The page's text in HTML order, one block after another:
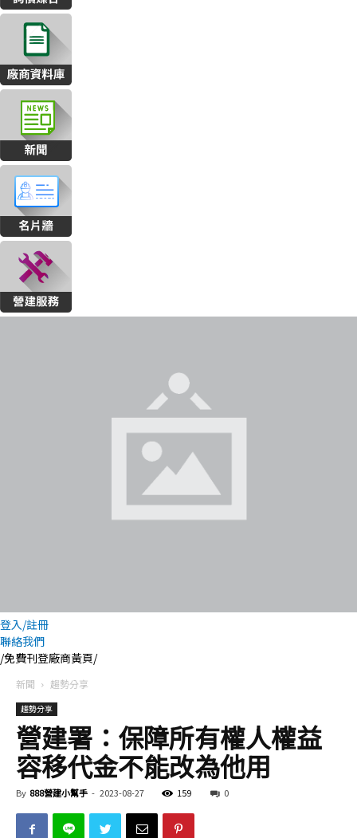
登入/註冊
聯絡我們
/免費刊登廠商黃頁/
新聞 趨勢分享
趨勢分享
營建署：保障所有權人權益
容移代金不能改為他用
By 888營建小幫手 - 2023-08-27 159 0